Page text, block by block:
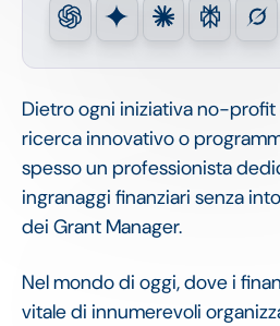
Dietro ogni iniziativa no-
ricerca innovativo o
spesso un professionista
ingranaggi finanziari senza
dei Grant Manager.
Nel mondo di oggi, dove i
vitale di innumerevoli